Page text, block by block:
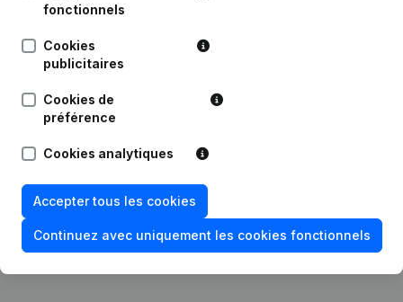
Publications
Publication
Personne Morale, Ouverture
Succursale, etc...)
fonctionnels
Cookies
publicitaires
Cookies de
préférence
Cookies analytiques
Accepter tous les cookies
Continuez avec uniquement les cookies fonctionnels